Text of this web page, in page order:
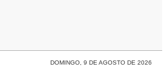
DOMINGO, 9 DE AGOSTO DE 2026